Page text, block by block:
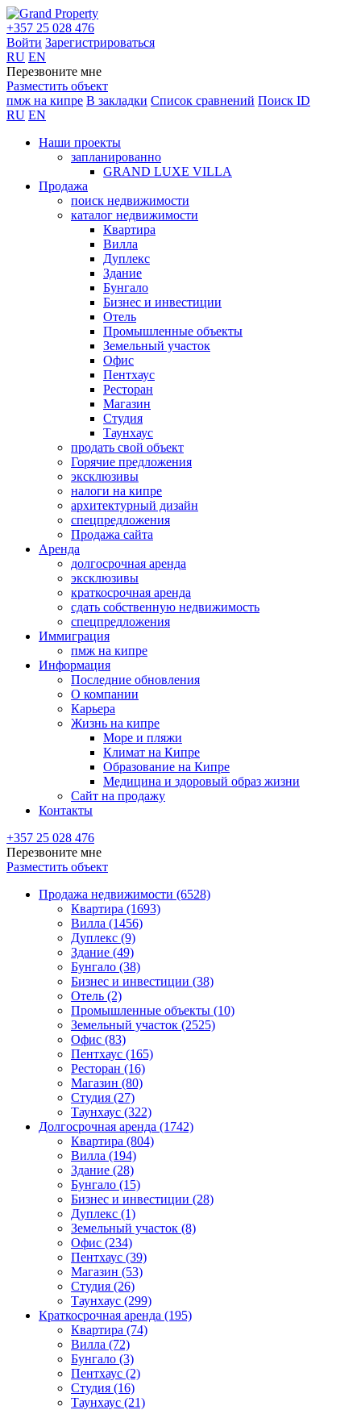
+357 25 028 476
Войти Зарегистрироваться
RU EN
Перезвоните мне
Разместить объект
пмж на кипре В закладки Список сравнений Поиск ID
RU EN
Наши проекты
запланированно
GRAND LUXE VILLA
Продажа
поиск недвижимости
каталог недвижимости
Квартира
Вилла
Дуплекс
Здание
Бунгало
Бизнес и инвестиции
Отель
Промышленные объекты
Земельный участок
Офис
Пентхаус
Ресторан
Магазин
Студия
Таунхаус
продать свой объект
Горячие предложения
эксклюзивы
налоги на кипре
архитектурный дизайн
спецпредложения
Продажа сайта
Аренда
долгосрочная аренда
эксклюзивы
краткосрочная аренда
сдать собственную недвижимость
спецпредложения
Иммиграция
пмж на кипре
Информация
Последние обновления
О компании
Карьера
Жизнь на кипре
Море и пляжи
Климат на Кипре
Образование на Кипре
Медицина и здоровый образ жизни
Сайт на продажу
Контакты
+357 25 028 476
Перезвоните мне
Разместить объект
Продажа недвижимости (6528)
Квартира (1693)
Вилла (1456)
Дуплекс (9)
Здание (49)
Бунгало (38)
Бизнес и инвестиции (38)
Отель (2)
Промышленные объекты (10)
Земельный участок (2525)
Офис (83)
Пентхаус (165)
Ресторан (16)
Магазин (80)
Студия (27)
Таунхаус (322)
Долгосрочная аренда (1742)
Квартира (804)
Вилла (194)
Здание (28)
Бунгало (15)
Бизнес и инвестиции (28)
Дуплекс (1)
Земельный участок (8)
Офис (234)
Пентхаус (39)
Магазин (53)
Студия (26)
Таунхаус (299)
Краткосрочная аренда (195)
Квартира (74)
Вилла (72)
Бунгало (3)
Пентхаус (2)
Студия (16)
Таунхаус (21)